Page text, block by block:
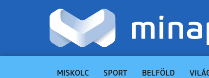
MISKOLC SPORT BELFÖLD